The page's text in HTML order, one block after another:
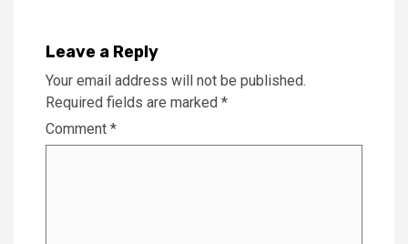
Leave a Reply
Your email address will not be published.
Required fields are marked *
Comment *